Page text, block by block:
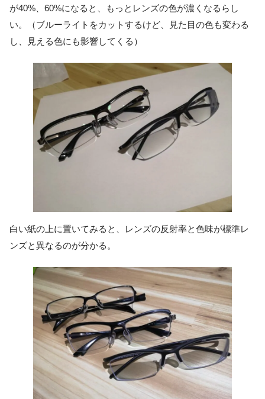
が40%、60%になると、もっとレンズの色が濃くなるらし
い。（ブルーライトをカットするけど、見た目の色も変わる
し、見える色にも影響してくる）
白い紙の上に置いてみると、レンズの反射率と色味が標準レ
ンズと異なるのが分かる。